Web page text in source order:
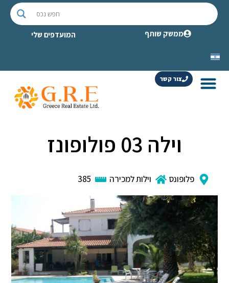
ממשק שותף המועדפים שלי
צור קשר
וילה 03 פולופונז
פלופונס וילות למכירה 385